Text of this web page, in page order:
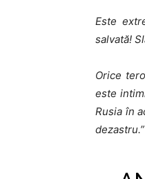
Este
salvată!
Orice
este
Rusia în
dezastru.”